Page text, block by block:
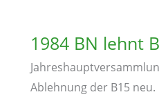
1984 BN lehnt
Ablehnung der B15 neu.